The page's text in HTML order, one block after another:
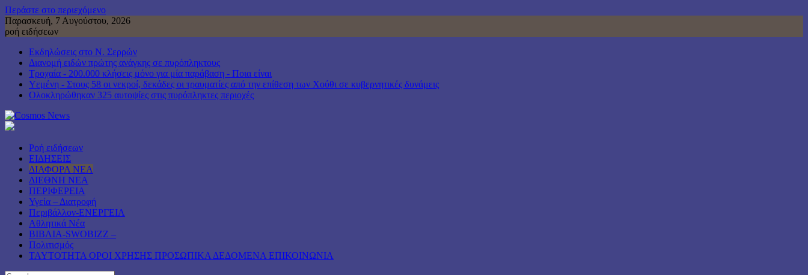
Περάστε στο περιεχόμενο
Παρασκευή, 7 Αυγούστου, 2026
ροή ειδήσεων
Εκδηλώσεις στο Ν. Σερρών
Διανομή ειδών πρώτης ανάγκης σε πυρόπληκτους
Τροχαία - 200.000 κλήσεις μόνο για μία παράβαση - Ποια είναι
Υεμένη - Στους 58 οι νεκροί, δεκάδες οι τραυματίες από την επίθεση των Χούθι σε κυβερνητικές δυνάμεις
Ολοκληρώθηκαν 325 αυτοψίες στις πυρόπληκτες περιοχές
Ροή ειδήσεων
ΕΙΔΗΣΕΙΣ
ΔΙΑΦΟΡΑ ΝΕΑ
ΔΙΕΘΝΗ ΝΕΑ
ΠΕΡΙΦΕΡΕΙΑ
Υγεία – Διατροφή
Περιβάλλον-ΕΝΕΡΓΕΙΑ
Αθλητικά Νέα
ΒΙΒΛΙΑ-SWOBIZZ –
Πολιτισμός
TAYTOTHTA ΟΡΟΙ ΧΡΗΣΗΣ ΠΡΟΣΩΠΙΚΑ ΔΕΔΟΜΕΝΑ ΕΠΙΚΟΙΝΩΝΙΑ